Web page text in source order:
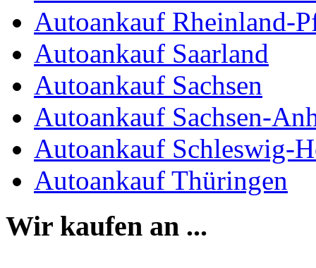
Autoankauf Rheinland-
Autoankauf Saarland
Autoankauf Sachsen
Autoankauf Sachsen-
Autoankauf Schleswig-
Autoankauf Thüringen
Wir kaufen an ...